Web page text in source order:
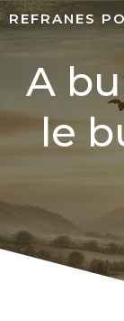
REFRANES
A
le